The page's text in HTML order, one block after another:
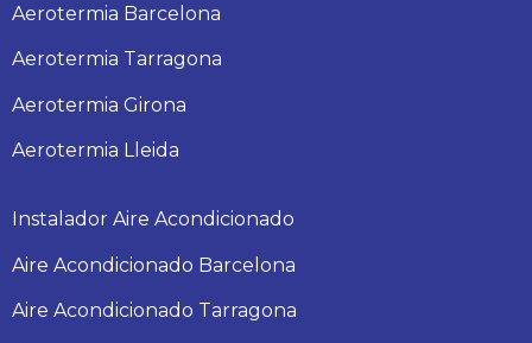
Aerotermia Barcelona
Aerotermia Tarragona
Aerotermia Girona
Aerotermia Lleida
Instalador Aire Acondicionado
Aire Acondicionado Barcelona
Aire Acondicionado Tarragona